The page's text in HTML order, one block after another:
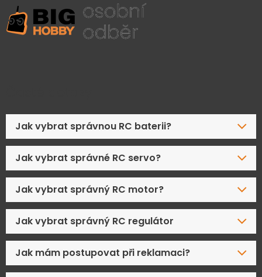
Jak vybrat správnou RC baterii?
Jak vybrat správné RC servo?
Jak vybrat správný RC motor?
Jak vybrat správný RC regulátor
Jak mám postupovat při reklamaci?